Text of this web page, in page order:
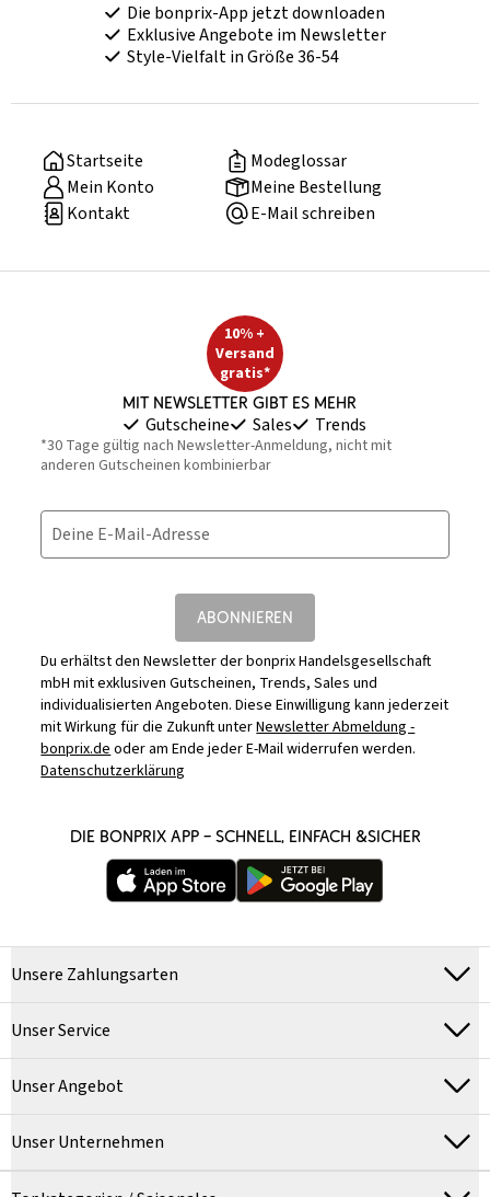
Die bonprix-App jetzt downloaden
Exklusive Angebote im Newsletter
Style-Vielfalt in Größe 36-54
Startseite
Modeglossar
Mein Konto
Meine Bestellung
Kontakt
E-Mail schreiben
10% +
Versand
gratis*
Mit Newsletter gibt es mehr
Gutscheine Sales Trends
*30 Tage gültig nach Newsletter-Anmeldung, nicht mit
anderen Gutscheinen kombinierbar
Deine E-Mail-Adresse
ABONNIEREN
Du erhältst den Newsletter der bonprix Handelsgesellschaft
mbH mit exklusiven Gutscheinen, Trends, Sales und
individualisierten Angeboten. Diese Einwilligung kann jederzeit
mit Wirkung für die Zukunft unterNewsletter Abmeldung -
bonprix.deoder am Ende jeder E-Mail widerrufen werden.
Datenschutzerklärung
DIE BONPRIX APP – SCHNELL, EINFACH &SICHER
Unsere Zahlungsarten
Unser Service
Unser Angebot
Unser Unternehmen